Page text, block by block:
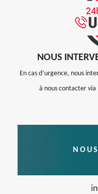
NOUS
En cas d’urgence, nous
à nous contacter